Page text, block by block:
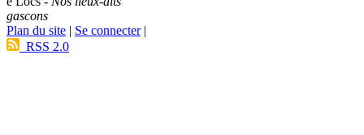
gascons
Plan du site | Se connecter|
RSS 2.0